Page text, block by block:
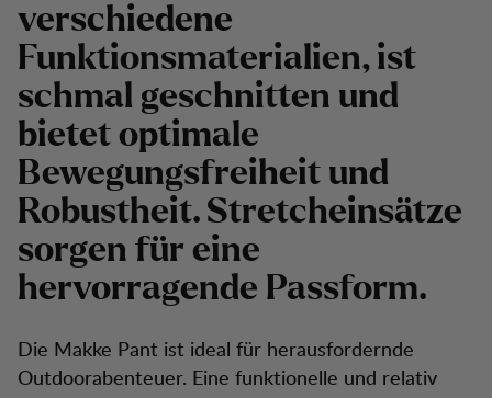
verschiedene
Funktionsmaterialien, ist
schmal geschnitten und
bietet optimale
Bewegungsfreiheit und
Robustheit. Stretcheinsätze
sorgen für eine
hervorragende Passform.
Die Makke Pant ist ideal für herausfordernde
Outdoorabenteuer. Eine funktionelle und relativ